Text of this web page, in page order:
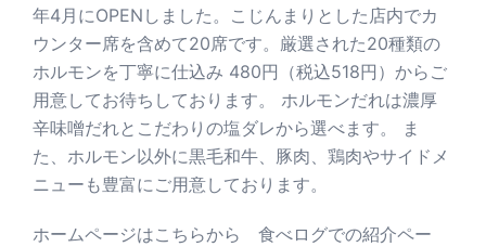
年4月にOPENしました。こじんまりとした店内でカ
ウンター席を含めて20席です。厳選された20種類の
ホルモンを丁寧に仕込み 480円（税込518円）からご
用意してお待ちしております。 ホルモンだれは濃厚
辛味噌だれとこだわりの塩ダレから選べます。 ま
た、ホルモン以外に黒毛和牛、豚肉、鶏肉やサイドメ
ニューも豊富にご用意しております。
ホームページはこちらから
食べログでの紹介ペー